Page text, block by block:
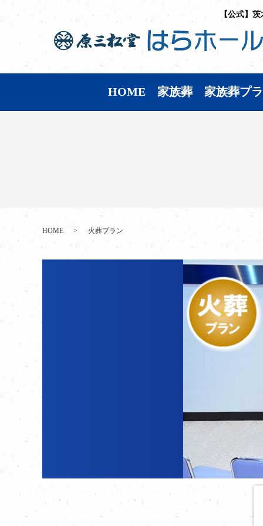
【公式】
HOME 家族葬 家族葬プ
HOME 火葬プラン